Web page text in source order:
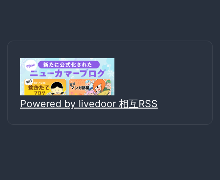
Powered by livedoor 相互RSS